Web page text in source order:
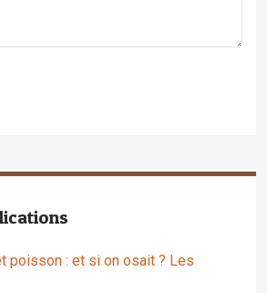
poisson : et si on osait ? Les